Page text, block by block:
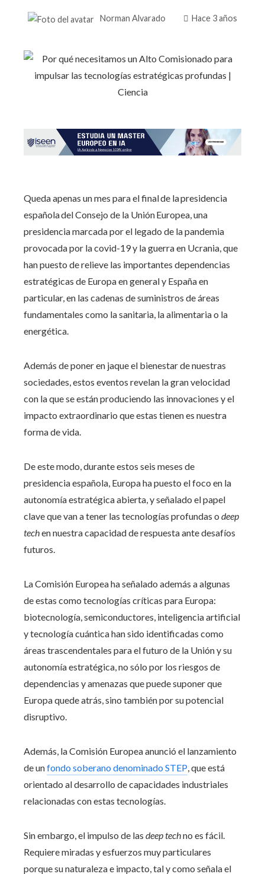
Norman Alvarado Hace 3 años
Queda apenas un mes para el final de la presidencia
española del Consejo de la Unión Europea, una
presidencia marcada por el legado de la pandemia
provocada por la covid-19 y la guerra en Ucrania, que
han puesto de relieve las importantes dependencias
estratégicas de Europa en general y España en
particular, en las cadenas de suministros de áreas
fundamentales como la sanitaria, la alimentaria o la
energética.
Además de poner en jaque el bienestar de nuestras
sociedades, estos eventos revelan la gran velocidad
con la que se están produciendo las innovaciones y el
impacto extraordinario que estas tienen es nuestra
forma de vida.
De este modo, durante estos seis meses de
presidencia española, Europa ha puesto el foco en la
autonomía estratégica abierta, y señalado el papel
clave que van a tener las tecnologías profundas o deep
techen nuestra capacidad de respuesta ante desafíos
futuros.
La Comisión Europea ha señalado además a algunas
de estas como tecnologías críticas para Europa:
biotecnología, semiconductores, inteligencia artificial
y tecnología cuántica han sido identificadas como
áreas trascendentales para el futuro de la Unión y su
autonomía estratégica, no sólo por los riesgos de
dependencias y amenazas que puede suponer que
Europa quede atrás, sino también por su potencial
disruptivo.
Además, la Comisión Europea anunció el lanzamiento
de unfondo soberano denominado STEP, que está
orientado al desarrollo de capacidades industriales
relacionadas con estas tecnologías.
Sin embargo, el impulso de las deep techno es fácil.
Requiere miradas y esfuerzos muy particulares
porque su naturaleza e impacto, tal y como señala el